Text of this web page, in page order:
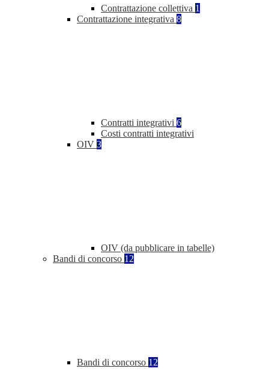
Contrattazione collettiva 1
Contrattazione integrativa 8
Contratti integrativi 6
Costi contratti integrativi
OIV 3
OIV (da pubblicare in tabelle)
Bandi di concorso 12
Bandi di concorso 12